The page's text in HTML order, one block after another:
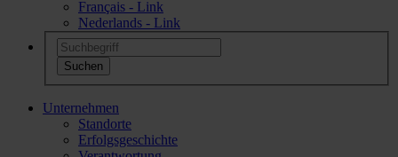
Français - Link
Nederlands - Link
Unternehmen
Standorte
Erfolgsgeschichte